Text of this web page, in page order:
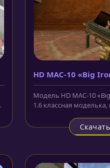
HD MAC-10 «Big
Модель HD MAC-10
1.6 классная
Скачать